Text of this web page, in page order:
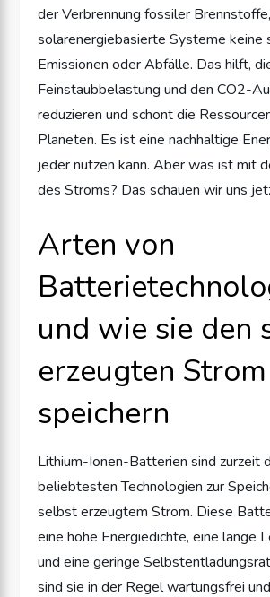
der Verbrennung fossiler
solarenergiebasierte Systeme keine
Emissionen oder Abfälle. Das hilft,
Feinstaubbelastung und den CO2-
reduzieren und schont die
Planeten. Es ist eine nachhaltige
jeder nutzen kann. Aber was ist mit
des Stroms? Das schauen wir uns
Arten von
und wie sie den
erzeugten Strom
speichern
Lithium-Ionen-Batterien sind zurzeit
beliebtesten Technologien zur
selbst erzeugtem Strom. Diese
eine hohe Energiedichte, eine lange
und eine geringe
sind sie in der Regel wartungsfrei